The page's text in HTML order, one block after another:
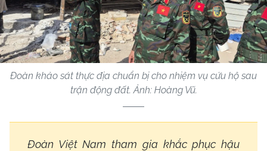
Đoàn khảo sát thực địa chuẩn bị cho nhiệm vụ cứu hộ sau
trận động đất. Ảnh: Hoàng Vũ.
Đoàn Việt Nam tham gia khắc phục hậu